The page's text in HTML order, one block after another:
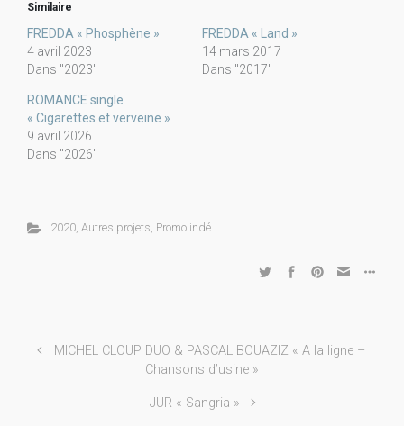
Similaire
FREDDA « Phosphène »
4 avril 2023
Dans "2023"
FREDDA « Land »
14 mars 2017
Dans "2017"
ROMANCE single
« Cigarettes et verveine »
9 avril 2026
Dans "2026"
2020, Autres projets, Promo indé
MICHEL CLOUP DUO & PASCAL BOUAZIZ « A la ligne –
Chansons d’usine »
JUR « Sangria »